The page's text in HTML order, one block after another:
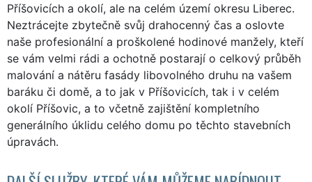
Příšovicích a okolí, ale na celém území okresu Liberec.
Neztrácejte zbytečně svůj drahocenný čas a oslovte
naše profesionální a proškolené hodinové manžely, kteří
se vám velmi rádi a ochotně postarají o celkový průběh
malování a nátěru fasády libovolného druhu na vašem
baráku či domě, a to jak v Příšovicích, tak i v celém
okolí Příšovic, a to včetně zajištění kompletního
generálního úklidu celého domu po těchto stavebních
úpravách.